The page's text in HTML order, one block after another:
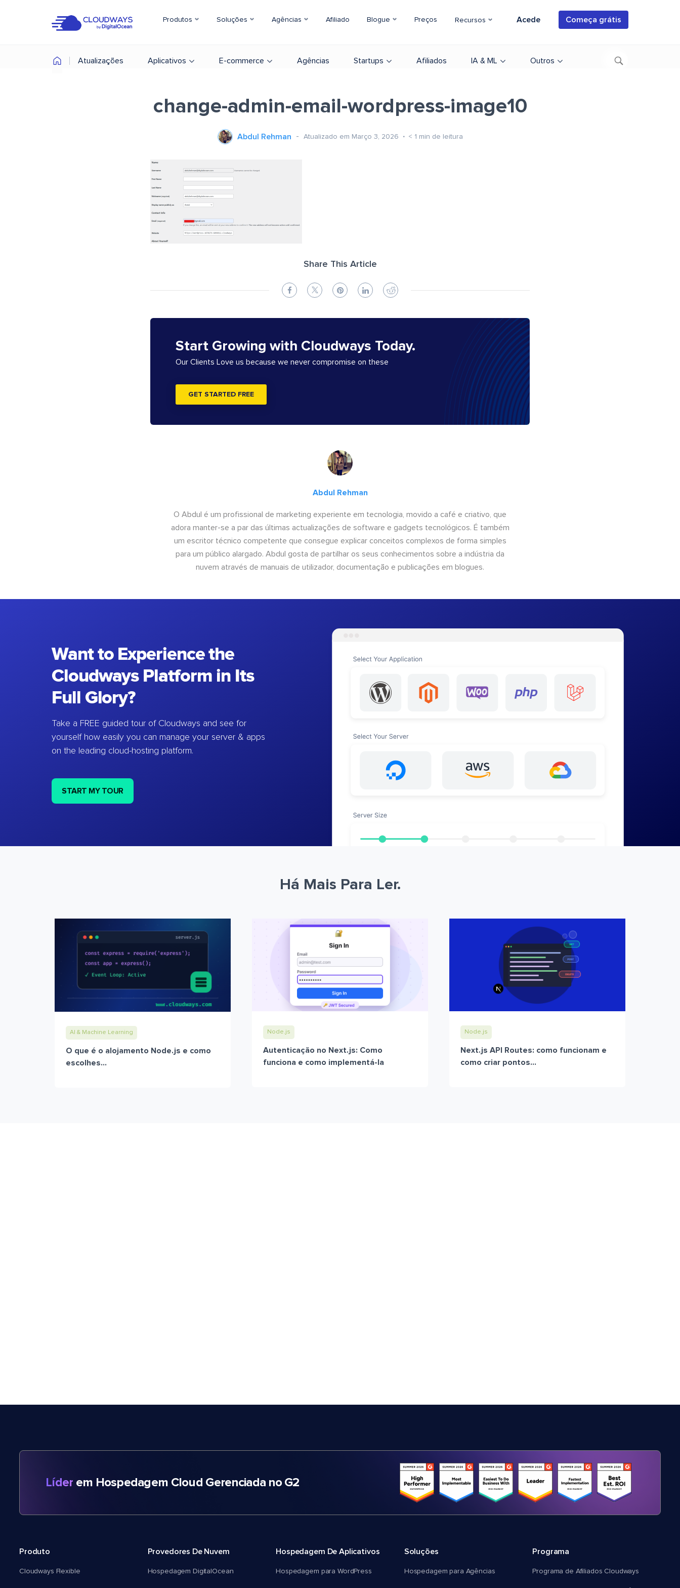
Produtos Soluções Agências Afiliado Blogue Preços Recursos Acede Começa grátis
Atualizações Aplicativos E-commerce Agências Startups Afiliados IA & ML Outros
change-admin-email-wordpress-image10
Abdul Rehman Atualizado em Março 3, 2026 < 1 min de leitura
Share This Article
Start Growing with Cloudways Today.
Our Clients Love us because we never compromise on these
GET STARTED FREE
Abdul Rehman
O Abdul é um profissional de marketing experiente em tecnologia, movido a café e criativo, que
adora manter-se a par das últimas actualizações de software e gadgets tecnológicos. É também
um escritor técnico competente que consegue explicar conceitos complexos de forma simples
para um público alargado. Abdul gosta de partilhar os seus conhecimentos sobre a indústria da
nuvem através de manuais de utilizador, documentação e publicações em blogues.
Want to Experience the
Cloudways Platform in Its
Full Glory?
Take a FREE guided tour of Cloudways and see for
yourself how easily you can manage your server & apps
on the leading cloud-hosting platform.
START MY TOUR
Há Mais Para Ler.
AI & Machine Learning
O que é o alojamento Node.js e como
escolhes...
Node.js
Autenticação no Next.js: Como
funciona e como implementá-la
Node.js
Next.js API Routes: como funcionam e
como criar pontos...
Líder em Hospedagem Cloud Gerenciada no G2
Produto
Cloudways Flexible
Provedores De Nuvem
Hospedagem DigitalOcean
Hospedagem De Aplicativos
Hospedagem para WordPress
Soluções
Hospedagem para Agências
Programa
Programa de Afiliados Cloudways